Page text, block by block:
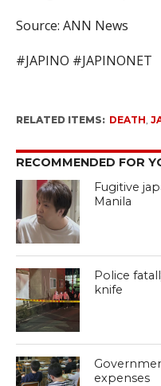
Source: ANN News
#JAPINO #JAPINONET
RELATED ITEMS: DEATH
RECOMMENDED FOR
Fugitive
Manila
Police
knife
expenses